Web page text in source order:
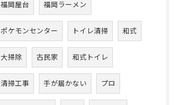
福岡屋台 福岡ラーメン
ポケモンセンター トイレ清掃 和式
大掃除 古民家 和式トイレ
清掃工事 手が届かない プロ